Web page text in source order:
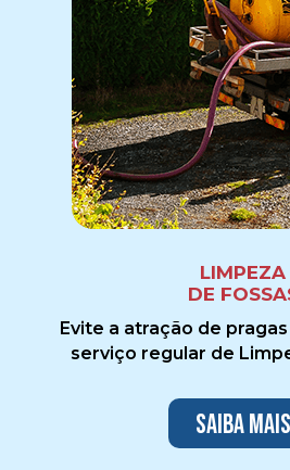
LIMPEZA
DE
Evite a atração de
serviço regular de
Saiba mais